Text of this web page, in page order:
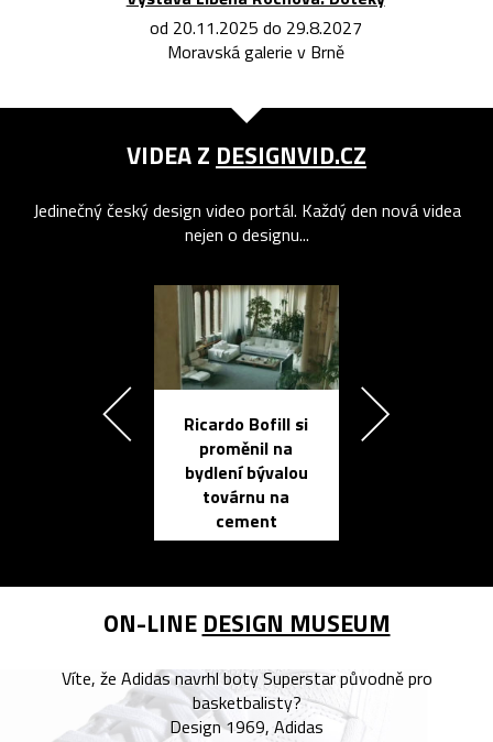
od 20.11.2025 do 29.8.2027
Moravská galerie v Brně
VIDEA Z DESIGNVID.CZ
Jedinečný český design video portál. Každý den nová videa
nejen o designu...
Ricardo Bofill si
proměnil na
bydlení bývalou
továrnu na
cement
ON-LINE DESIGN MUSEUM
Víte, že Adidas navrhl boty Superstar původně pro
basketbalisty?
Design 1969, Adidas